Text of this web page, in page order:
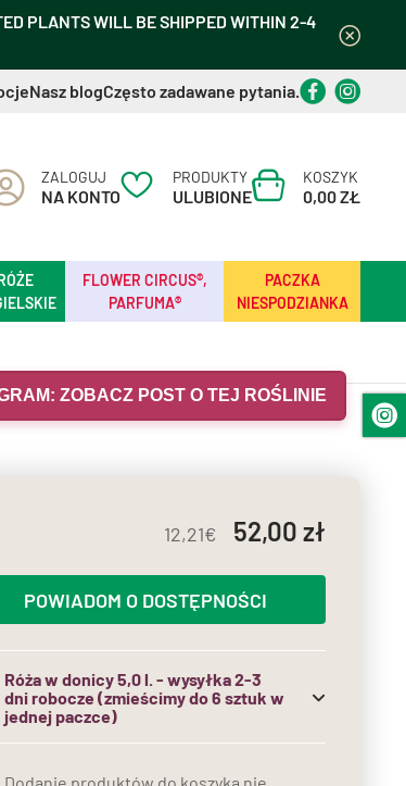
PLANTS WILL BE SHIPPED WITHIN 2-4
Nasz blogCzęsto zadawane pytania.
ZALOGUJ
NA KONTO
PRODUKTY
ULUBIONE
KOSZYK
0,00 ZŁ
FLOWER CIRCUS®,
PARFUMA®
PACZKA
NIESPODZIANKA
ZOBACZ POST O TEJ ROŚLINIE
52,00
12,21
POWIADOM O DOSTĘPNOŚCI
Róża w donicy 5,0 l. - wysyłka 2-3
dni robocze (zmieścimy do 6 sztuk w
jednej paczce)
(do jednej paczki mieścimy maksymalnie 6
sztuk róż w donicach)